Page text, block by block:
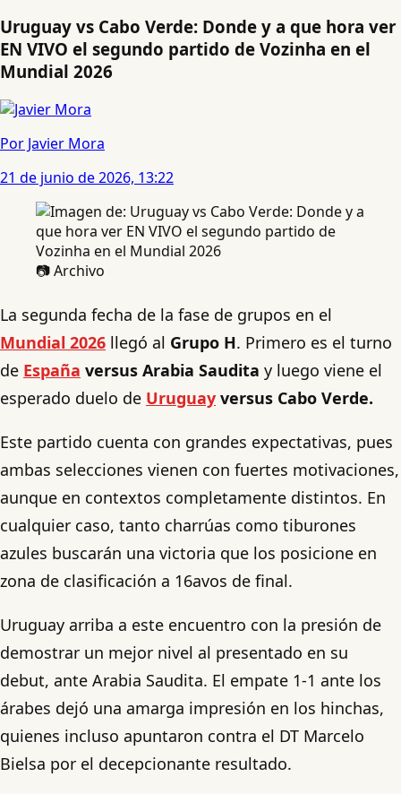
Uruguay vs Cabo Verde: Donde y a que hora ver
EN VIVO el segundo partido de Vozinha en el
Mundial 2026
Por Javier Mora
21 de junio de 2026, 13:22
📷 Archivo
La segunda fecha de la fase de grupos en el
Mundial 2026 llegó al Grupo H. Primero es el turno
de España versus Arabia Saudita y luego viene el
esperado duelo de Uruguay versus Cabo Verde.
Este partido cuenta con grandes expectativas, pues
ambas selecciones vienen con fuertes motivaciones,
aunque en contextos completamente distintos. En
cualquier caso, tanto charrúas como tiburones
azules buscarán una victoria que los posicione en
zona de clasificación a 16avos de final.
Uruguay arriba a este encuentro con la presión de
demostrar un mejor nivel al presentado en su
debut, ante Arabia Saudita. El empate 1-1 ante los
árabes dejó una amarga impresión en los hinchas,
quienes incluso apuntaron contra el DT Marcelo
Bielsa por el decepcionante resultado.